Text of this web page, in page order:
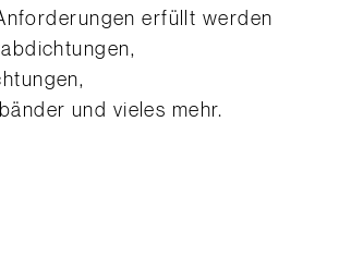
erfüllt werden
und vieles mehr.